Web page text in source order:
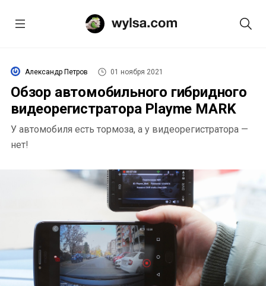
Александр Петров 01 ноября 2021
Обзор автомобильного гибридного
видеорегистратора Playme MARK
У автомобиля есть тормоза, а у видеорегистратора —
нет!